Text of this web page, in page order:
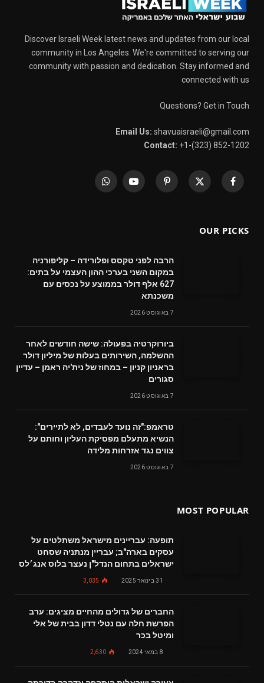
Discover Israeli Week latest news and updates from our local
community in Los Angeles. We're committed to serving our
community with passion and dedication. Stay informed and
connected with us
Questions? Get in Touch
Email Us: shavuaisraeli@gmail.com
Contact: +1-(323) 852-1202
Facebook
X
Pinterest
YouTube
WhatsApp
OUR PICKS
הרבה לפני טקסס ופלורידה – קליפורניה
במקום השני בערכי ההון העצמי על בתים:
627 אלף דולר בממוצע על נכסים עם
משכנתא
7 באוגוסט 2026
ביורוקרטיה בפעולה: שישה חודשים לאחר
ההשלמה, השירותים בעלות של מיליון דולר
בראניון קניון – במחוז של נית'יה ראמן – עדיין
סגורים
7 באוגוסט 2026
טראמפ:"זה נועד לעבדים, לא לתיירים":
הנשיא מתעלם מפסיקת העליון וחותם על
צווים נגד אזרחות מלידה
7 באוגוסט 2026
MOST POPULAR
תופעה: עבריינים מישראל משתלטים על
עסקים בארה"ב; עבריין מנתניה שסחט
ישראלים בתחום הנדל"ן נעצר בלוס אנג׳לס
31 בינואר 2025 3,035
החברים של גדולים מהחיים מציגים: ערב
הפרשת חלה עם נטלי דדון בבית של אלי
ומיטל בכר
8 במאי 2024 2,630